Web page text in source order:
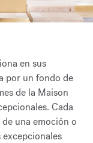
en sus
por un fondo de
de la Maison
Cada
una emoción o